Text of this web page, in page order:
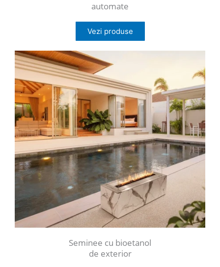
automate
Vezi produse
Seminee cu bioetanol
de exterior